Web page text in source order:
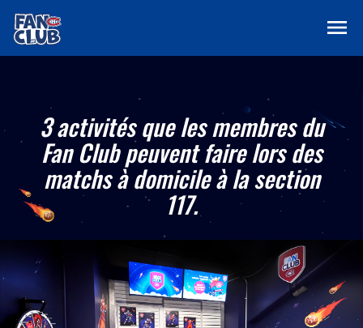
menu
3 activités que les membres du
Fan Club peuvent faire lors des
matchs à domicile à la section
117.